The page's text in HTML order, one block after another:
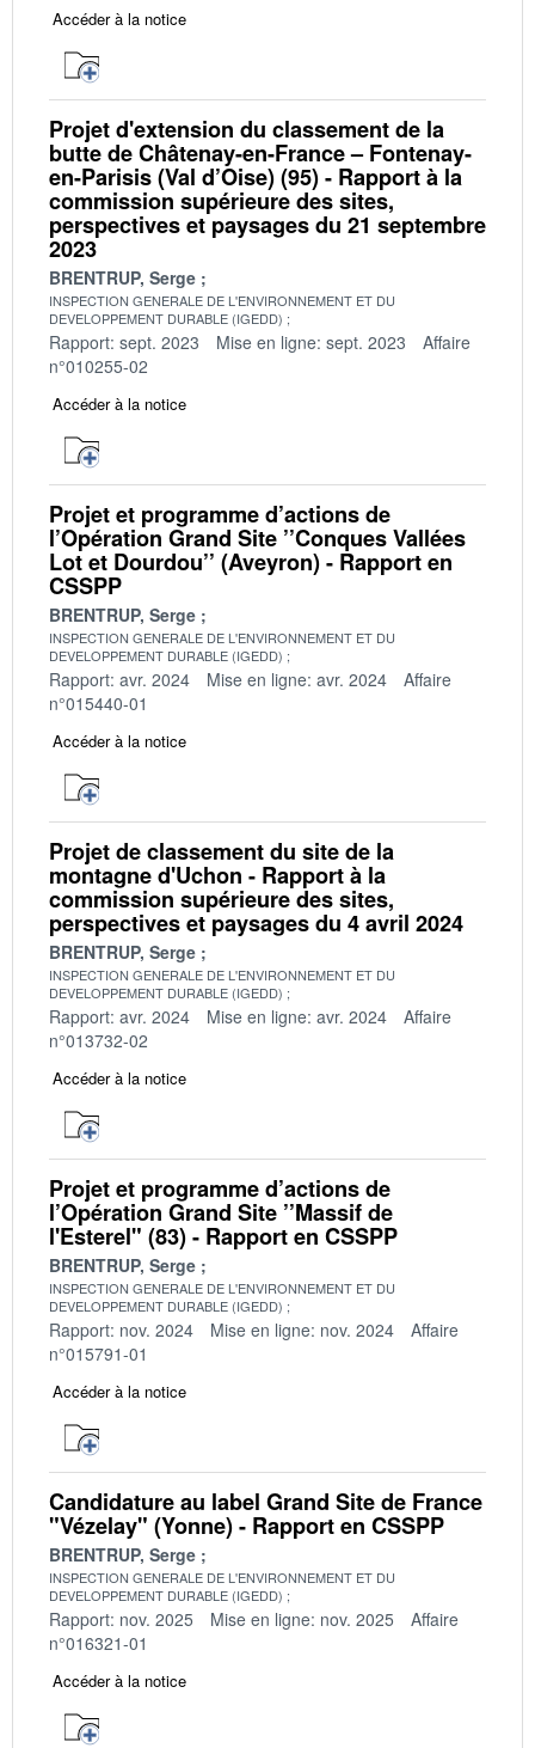
Accéder à la notice
Projet d'extension du classement de la
butte de Châtenay-en-France – Fontenay-
en-Parisis (Val d’Oise) (95) - Rapport à la
commission supérieure des sites,
perspectives et paysages du 21 septembre
2023
BRENTRUP, Serge
INSPECTION GENERALE DE L'ENVIRONNEMENT ET DU
DEVELOPPEMENT DURABLE (IGEDD)
Rapport: sept. 2023 Mise en ligne: sept. 2023
Affaire
n°010255-02
Accéder à la notice
Projet et programme d’actions de
l’Opération Grand Site ’’Conques Vallées
Lot et Dourdou’’ (Aveyron) - Rapport en
CSSPP
BRENTRUP, Serge
INSPECTION GENERALE DE L'ENVIRONNEMENT ET DU
DEVELOPPEMENT DURABLE (IGEDD)
Rapport: avr. 2024 Mise en ligne: avr. 2024
Affaire
n°015440-01
Accéder à la notice
Projet de classement du site de la
montagne d'Uchon - Rapport à la
commission supérieure des sites,
perspectives et paysages du 4 avril 2024
BRENTRUP, Serge
INSPECTION GENERALE DE L'ENVIRONNEMENT ET DU
DEVELOPPEMENT DURABLE (IGEDD)
Rapport: avr. 2024 Mise en ligne: avr. 2024
Affaire
n°013732-02
Accéder à la notice
Projet et programme d’actions de
l’Opération Grand Site ’’Massif de
l'Esterel" (83) - Rapport en CSSPP
BRENTRUP, Serge
INSPECTION GENERALE DE L'ENVIRONNEMENT ET DU
DEVELOPPEMENT DURABLE (IGEDD)
Rapport: nov. 2024 Mise en ligne: nov. 2024
Affaire
n°015791-01
Accéder à la notice
Candidature au label Grand Site de France
"Vézelay" (Yonne) - Rapport en CSSPP
BRENTRUP, Serge
INSPECTION GENERALE DE L'ENVIRONNEMENT ET DU
DEVELOPPEMENT DURABLE (IGEDD)
Rapport: nov. 2025 Mise en ligne: nov. 2025
Affaire
n°016321-01
Accéder à la notice